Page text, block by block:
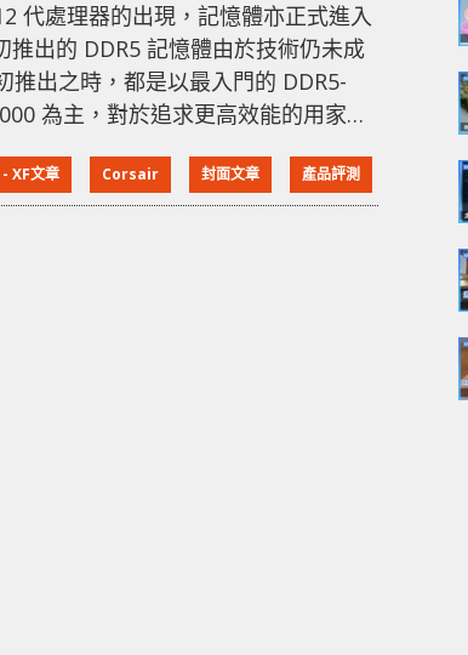
代處理器的出現，記憶體亦正式進入
推出的 DDR5 記憶體由於技術仍未成
推出之時，都是以最入門的 DDR5-
為主，對於追求更高效能的用家，
DDR5 記憶體，以高時脈作為賣點，適
6600 確實，初初
- XF文章 Corsair 封面文章 產品評測